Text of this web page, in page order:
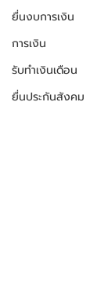
ยื่นงบการเงิน
การเงิน
รับทำเงินเดือน
ยื่นประกันสังคม